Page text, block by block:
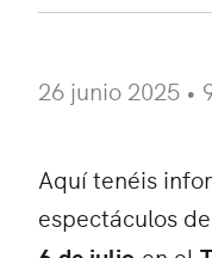
26 junio 2025 •
Aquí tenéis
espectáculos